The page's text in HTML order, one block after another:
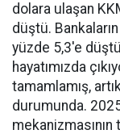
dolara ulaşan
düştü.
yüzde 5,3'e
hayatımızda
tamamlamış,
durumunda. 2025